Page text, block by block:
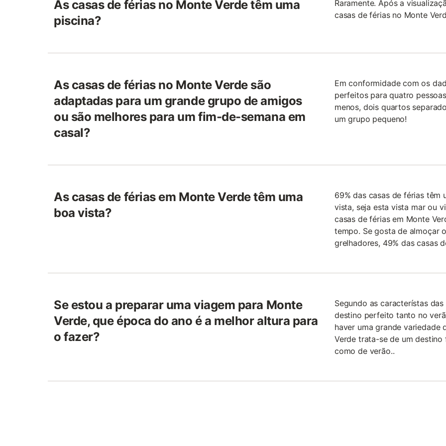
As casas de férias no Monte Verde têm uma
piscina?
Raramente. Após a
casas de férias no Monte
As casas de férias no Monte Verde são
adaptadas para um grande grupo de amigos
ou são melhores para um fim-de-semana em
casal?
Em conformidade com os
perfeitos para quatro
menos, dois quartos
um grupo pequeno!
As casas de férias em Monte Verde têm uma
boa vista?
69% das casas de férias têm
vista, seja esta vista mar ou
casas de férias em Monte
tempo. Se gosta de almoçar
grelhadores, 49% das casas
Se estou a preparar uma viagem para Monte
Verde, que época do ano é a melhor altura para
o fazer?
Segundo as característas
destino perfeito tanto no
haver uma grande variedade
Verde trata-se de um
como de verão..